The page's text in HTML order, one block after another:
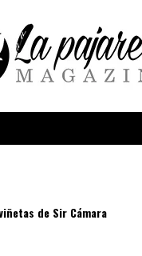
de Sir Cámara